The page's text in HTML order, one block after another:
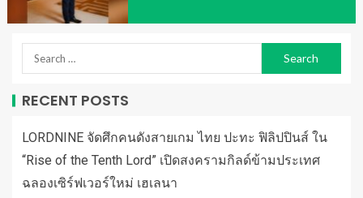
RECENT POSTS
LORDNINE จัดศึกคนดังสายเกม ไทย ปะทะ ฟิลิปปินส์ ใน
“Rise of the Tenth Lord” เปิดสงครามกิลด์ข้ามประเทศ
ฉลองเซิร์ฟเวอร์ใหม่ เฮเลนา